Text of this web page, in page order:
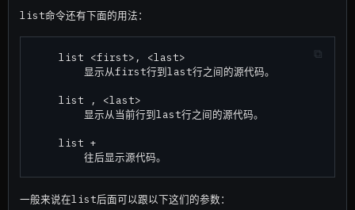
list命令还有下面的用法：
    list <first>, <last>
        显示从first行到last行之间的源代码。
    list , <last>
        显示从当前行到last行之间的源代码。
    list +
一般来说在list后面可以跟以下这们的参数：